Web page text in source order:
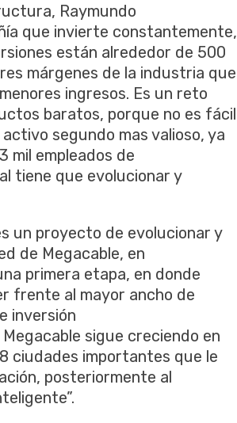
Raymundo
que invierte constantemente,
están alrededor de 500
márgenes de la industria que
ingresos. Es un reto
baratos, porque no es fácil
segundo mas valioso, ya
mil empleados de
tiene que evolucionar y
un proyecto de evolucionar y
de Megacable, en
primera etapa, en donde
frente al mayor ancho de
inversión
sigue creciendo en
ciudades importantes que le
posteriormente al